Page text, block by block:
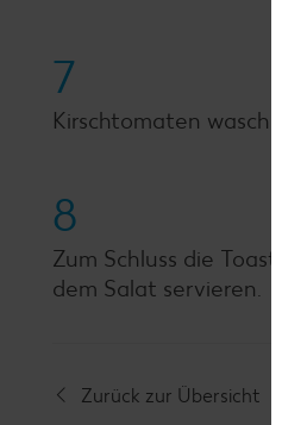
7
Kirschtomaten
8
Zum Schluss die
dem Salat servieren.
Zurück zur Übersicht